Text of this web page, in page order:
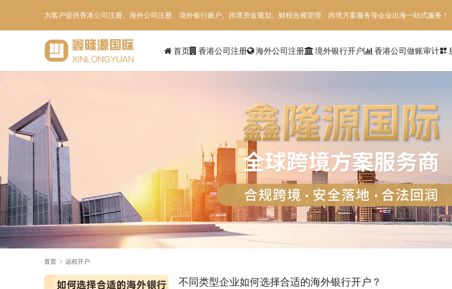
为客户提供香港公司注册、海外公司注册、境外银行账户、跨境资金规划、财税合规管理、跨境方案服务等企业出海一站式服务！
首页 香港公司注册 海外公司注册 境外银行开户 香港公司做账审计dashboard_customize
首页 远程开户
不同类型企业如何选择合适的海外银行开户？